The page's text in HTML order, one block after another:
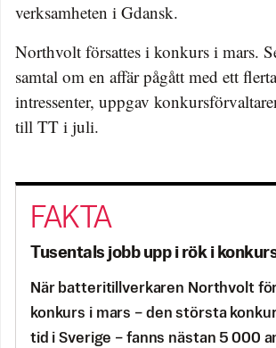
verksamheten i Gdansk.
Northvolt försattes i konkurs i mars.
samtal om en affär pågått med ett
intressenter, uppgav
till TT i juli.
Tusentals jobb upp i rök i
När batteritillverkaren Northvolt
konkurs i mars – den största
tid i Sverige – fanns nästan 5 000